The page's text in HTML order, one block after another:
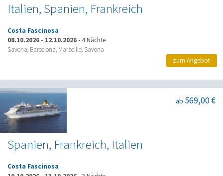
Italien, Spanien, Frankreich
Costa Fascinosa
08.10.2026 - 12.10.2026 •4 Nächte
Savona, Barcelona, Marseille, Savona
zum Angebot
Spanien, Frankreich, Italien
ab 569,00 €
Costa Fascinosa